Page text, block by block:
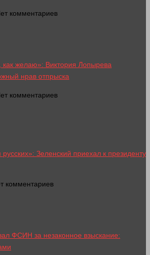
комментариев
как желаю»: Виктория Лопырева
нрав отпрыска
комментариев
Зеленский приехал к президенту
комментариев
ФСИН за незаконное взыскание: